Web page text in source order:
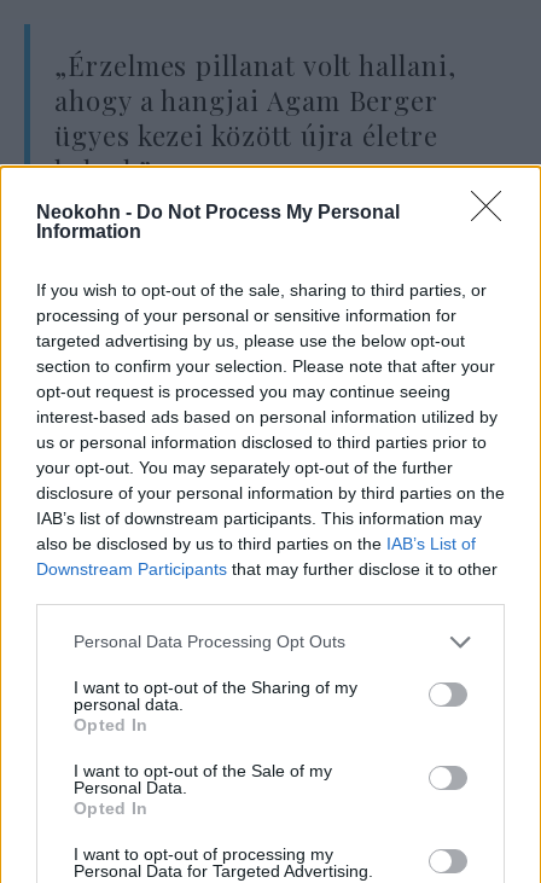
Neokohn - Do Not Process My Personal
Information
If you wish to opt-out of the sale, sharing to third parties, or
processing of your personal or sensitive information for
targeted advertising by us, please use the below opt-out
section to confirm your selection. Please note that after your
opt-out request is processed you may continue seeing
interest-based ads based on personal information utilized by
us or personal information disclosed to third parties prior to
your opt-out. You may separately opt-out of the further
disclosure of your personal information by third parties on the
IAB’s list of downstream participants. This information may
also be disclosed by us to third parties on the IAB’s List of
Downstream Participants that may further disclose it to other
Please note that this website/app uses one or more Google
not limited to your visit or usage behaviour. You may click to
grant or deny consent to Google and its third-party tags to
use your data for below specified purposes in below Google
consent section.
Personal Data Processing Opt Outs
I want to opt-out of the Sharing of my
personal data.
Opted In
I want to opt-out of the Sale of my
Personal Data.
Opted In
I want to opt-out of processing my
Personal Data for Targeted Advertising.
„Érzelmes pillanat volt hallani,
ahogy a hangjai Agam Berger
ügyes kezei között újra életre
kelnek”
Beck szerint Berger nagyon szerette volna
megismerni a hegedű eredeti tulajdonosát,
egy lengyel zenekar zenészét, akit a
holokauszt során meggyilkoltak.
„Agam egy igazi túlélő! Azt
mondta nekem, hogy gyakorolni
fog rajta, és elviszi az Élet
Menetére, hogy ott játsszon. Ez
lesz a lezárás igazi pillanata.”
https://youtube.com/shorts/_eiuamgvRWQ?
si=w-6ZB34GQS119JK9